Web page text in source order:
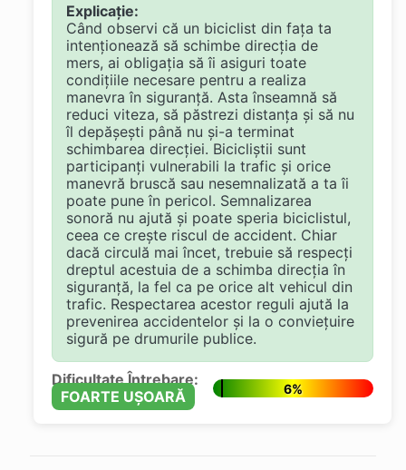
Explicație:
Când observi că un biciclist din fața ta
intenționează să schimbe direcția de
mers, ai obligația să îi asiguri toate
condițiile necesare pentru a realiza
manevra în siguranță. Asta înseamnă să
reduci viteza, să păstrezi distanța și să nu
îl depășești până nu și-a terminat
schimbarea direcției. Bicicliștii sunt
participanți vulnerabili la trafic și orice
manevră bruscă sau nesemnalizată a ta îi
poate pune în pericol. Semnalizarea
sonoră nu ajută și poate speria biciclistul,
ceea ce crește riscul de accident. Chiar
dacă circulă mai încet, trebuie să respecți
dreptul acestuia de a schimba direcția în
siguranță, la fel ca pe orice alt vehicul din
trafic. Respectarea acestor reguli ajută la
prevenirea accidentelor și la o conviețuire
sigură pe drumurile publice.
Dificultate Întrebare:
FOARTE UȘOARĂ
6%